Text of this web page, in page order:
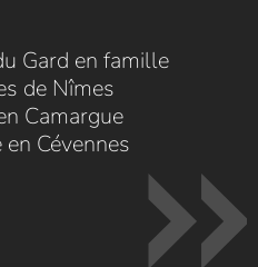
Gard en famille
de Nîmes
Camargue
Cévennes